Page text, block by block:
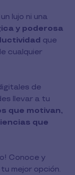
lujo ni una
y poderosa
que
cualquier
de
llevar a tu
que motivan,
que
Conoce y
mejor opción.